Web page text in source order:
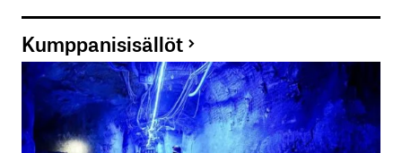
Kumppanisisällöt